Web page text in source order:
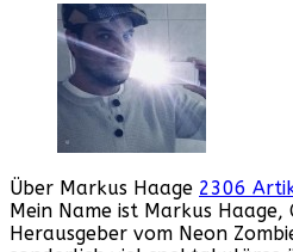
Über Markus Haage 2306
Mein Name ist Markus
Herausgeber vom Neon